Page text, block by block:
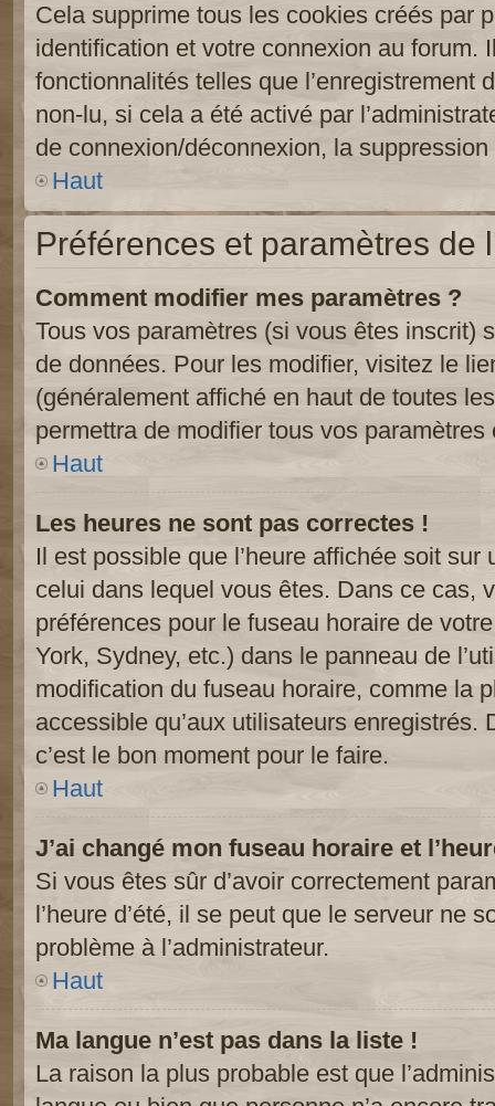
Cela supprime tous les cookies créés par
identification et votre connexion au forum.
fonctionnalités telles que l’enregistrement
non-lu, si cela a été activé par
de connexion/déconnexion, la
Haut
Préférences et paramètres de
Comment modifier mes paramètres ?
Tous vos paramètres (si vous êtes inscrit)
de données. Pour les modifier, visitez le
(généralement affiché en haut de toutes
permettra de modifier tous vos paramètres
Haut
Les heures ne sont pas correctes !
Il est possible que l’heure affichée soit
celui dans lequel vous êtes. Dans ce cas,
préférences pour le fuseau horaire de
York, Sydney, etc.) dans le panneau de
modification du fuseau horaire, comme la
accessible qu’aux utilisateurs enregistrés.
c’est le bon moment pour le faire.
Haut
J’ai changé mon fuseau horaire et
Si vous êtes sûr d’avoir correctement
l’heure d’été, il se peut que le serveur ne
problème à l’administrateur.
Haut
Ma langue n’est pas dans la liste !
La raison la plus probable est que